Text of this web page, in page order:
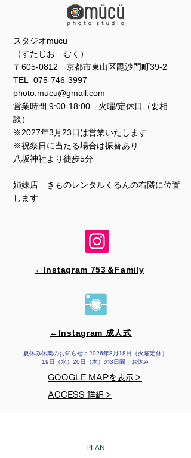
スタジオmucu
（すたじお むく）
〒605-0812 京都市東山区毘沙門町39-2
TEL 075-746-3997
photo.mucu@gmail.com
営業時間 9:00-18:00 火曜/定休日（要相
談）
※2027年3月23日は営業いたします
※祝祭日に当たる場合は振替あり
​​八坂神社より徒歩5分
姉妹店 きものレンタルくるんの右隣に位置
します
←Instagram 753＆​Family
←Instagram 成人式
夏休み休業のお知らせ：2026年8月18日（火曜定休）
19日（水）20日（木）の3日間 お休み
GOOGLE MAPを表示＞
ACCESS 詳細＞
PLAN